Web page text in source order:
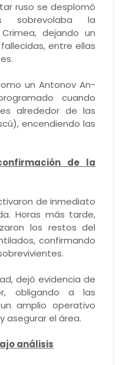
ruso se desplomó
sobrevolaba la
dejando un
entre ellas
un Antonov An-
cuando
alrededor de las
encendiendo las
de la
de inmediato
Horas más tarde,
los restos del
confirmando
dejó evidencia de
obligando a las
amplio operativo
asegurar el área.
análisis